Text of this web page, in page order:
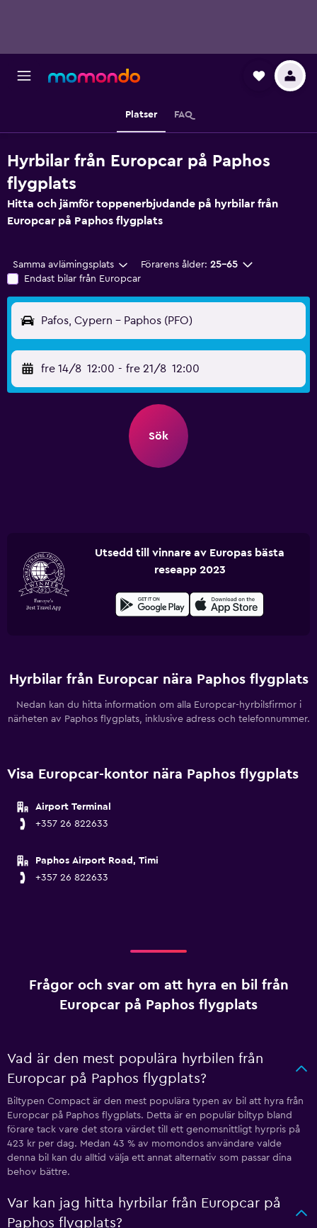
Platser FAQ
Hyrbilar från Europcar på Paphos
flygplats
Hitta och jämför toppenerbjudande på hyrbilar från
Europcar på Paphos flygplats
Samma avlämingsplats Förarens ålder: 25-65
Endast bilar från Europcar
Pafos, Cypern - Paphos (PFO)
fre 14/8 12:00 - fre 21/8 12:00
Sök
Utsedd till vinnare av Europas bästa
reseapp 2023
Hyrbilar från Europcar nära Paphos flygplats
Nedan kan du hitta information om alla Europcar-hyrbilsfirmor i
närheten av Paphos flygplats, inklusive adress och telefonnummer.
Visa Europcar-kontor nära Paphos flygplats
Airport Terminal
+357 26 822633
Paphos Airport Road, Timi
+357 26 822633
Frågor och svar om att hyra en bil från
Europcar på Paphos flygplats
Vad är den mest populära hyrbilen från
Europcar på Paphos flygplats?
Biltypen Compact är den mest populära typen av bil att hyra från
Europcar på Paphos flygplats. Detta är en populär biltyp bland
förare tack vare det stora värdet till ett genomsnittligt hyrpris på
423 kr per dag. Medan 43 % av momondos användare valde
denna bil kan du alltid välja ett annat alternativ som passar dina
behov bättre.
Var kan jag hitta hyrbilar från Europcar på
Paphos flygplats?